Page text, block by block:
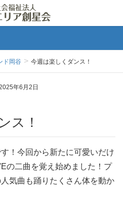
ド岡谷 今週は楽しくダンス！
年6月2日
ス！
！今回から新たに可愛いだけ
の二曲を覚え始めました！プ
気曲も踊りたくさん体を動か